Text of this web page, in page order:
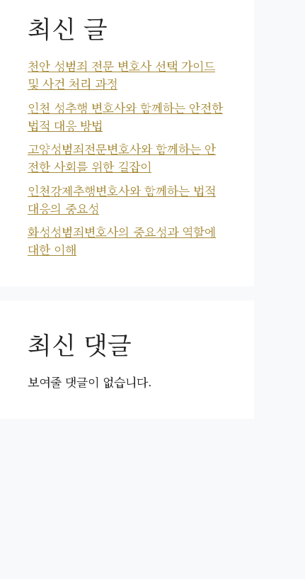
최신 글
천안 성범죄 전문 변호사 선택 가이드
및 사건 처리 과정
인천 성추행 변호사와 함께하는 안전한
법적 대응 방법
고양성범죄전문변호사와 함께하는 안
전한 사회를 위한 길잡이
인천강제추행변호사와 함께하는 법적
대응의 중요성
화성성범죄변호사의 중요성과 역할에
대한 이해
최신 댓글
보여줄 댓글이 없습니다.